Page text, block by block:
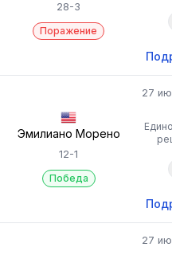
28-3
Поражение
27
Эмилиано Морено
12-1
Победа
27